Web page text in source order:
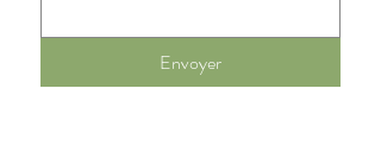
Envoyer